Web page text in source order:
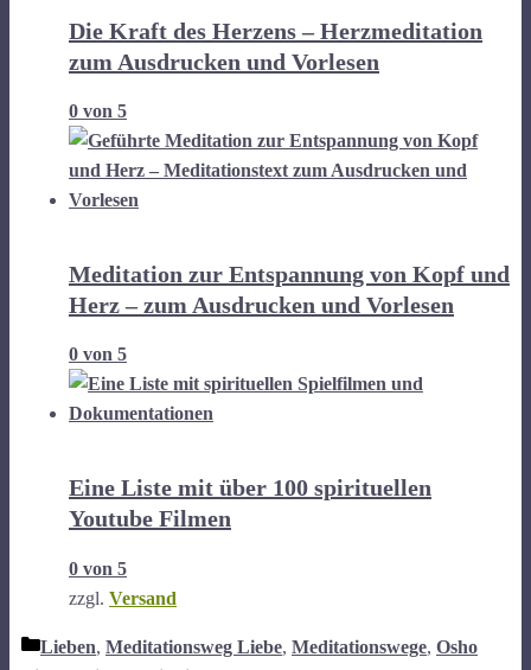
Die Kraft des Herzens – Herzmeditation
zum Ausdrucken und Vorlesen
0 von 5
Meditation zur Entspannung von Kopf und
Herz – zum Ausdrucken und Vorlesen
0 von 5
Eine Liste mit über 100 spirituellen
Youtube Filmen
0 von 5
zzgl. Versand
Kategorien
Lieben, Meditationsweg Liebe, Meditationswege, Osho